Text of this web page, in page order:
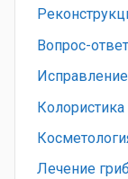
Вопрос-
Лечение